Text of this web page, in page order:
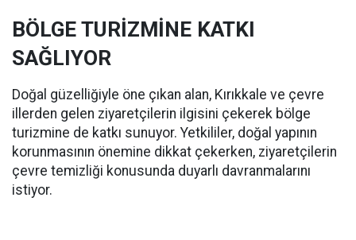
BÖLGE TURİZMİNE KATKI
SAĞLIYOR
Doğal güzelliğiyle öne çıkan alan, Kırıkkale ve çevre
illerden gelen ziyaretçilerin ilgisini çekerek bölge
turizmine de katkı sunuyor. Yetkililer, doğal yapının
korunmasının önemine dikkat çekerken, ziyaretçilerin
çevre temizliği konusunda duyarlı davranmalarını
istiyor.